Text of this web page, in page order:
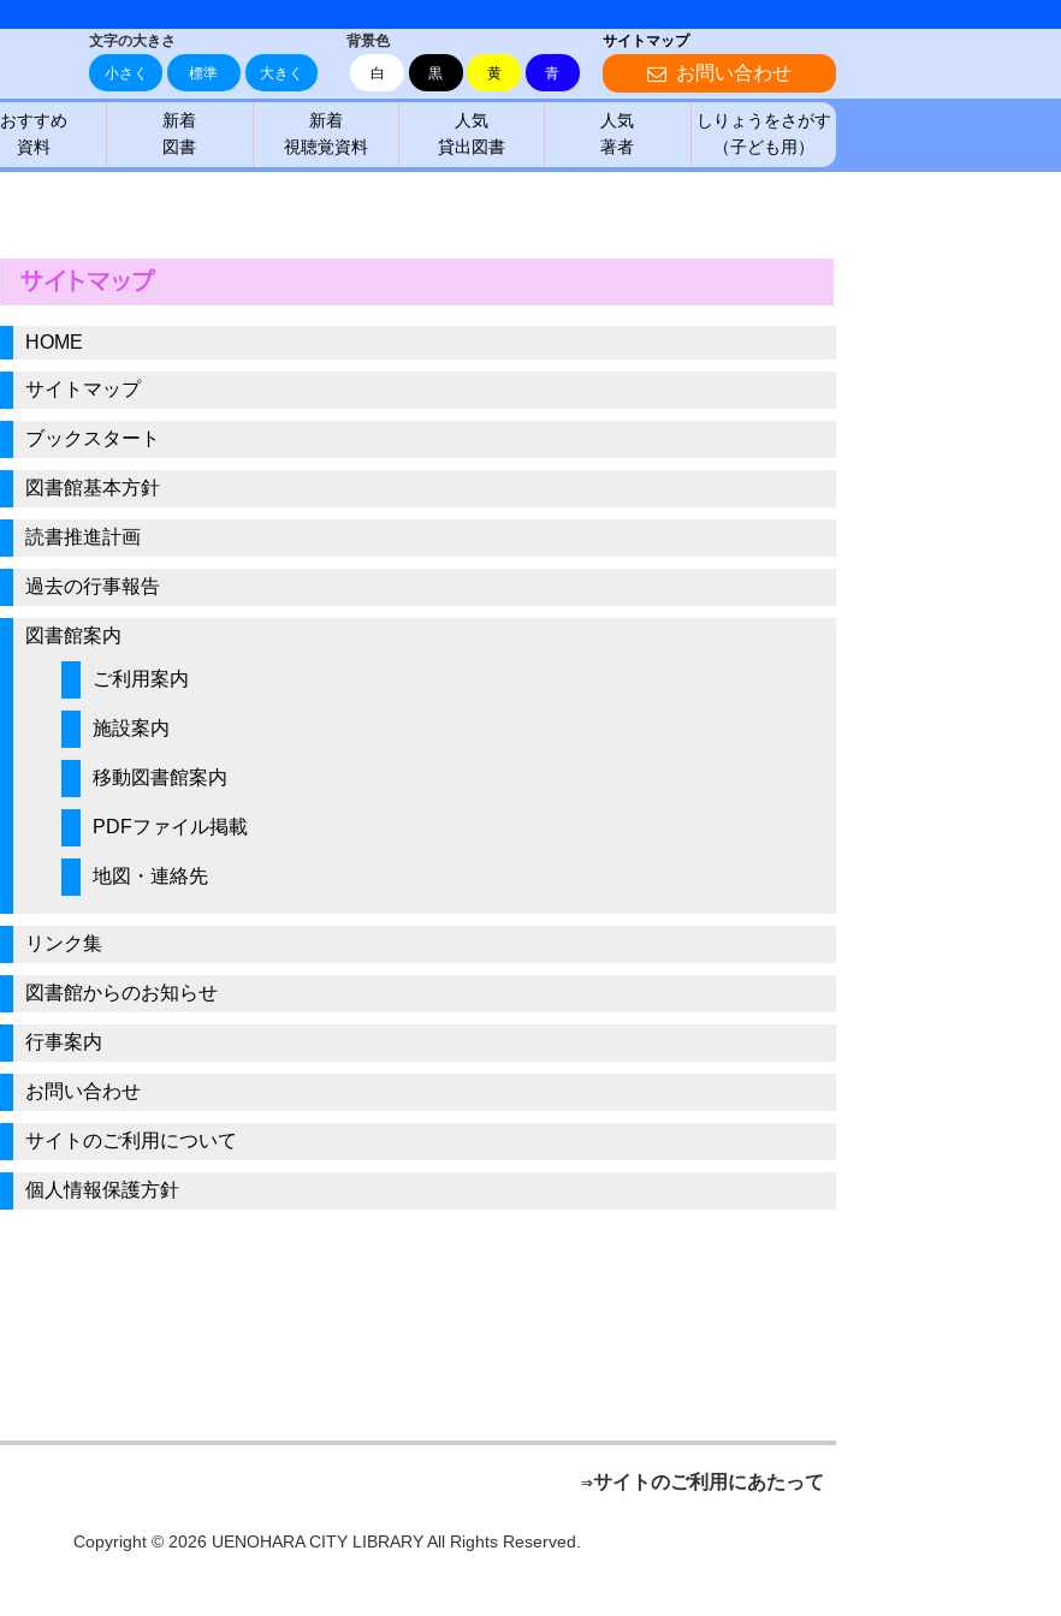
文字の大きさ
小さく
標準 大きく
背景色
白
黒 黄 青
サイトマップ
お問い合わせ
おすすめ
資料
新着
図書
新着
視聴覚資料
人気
貸出図書
人気
著者
しりょうをさがす
（子ども用）
HOME
サイトマップ
ブックスタート
図書館基本方針
読書推進計画
過去の行事報告
図書館案内
ご利用案内
施設案内
移動図書館案内
PDFファイル掲載
地図・連絡先
リンク集
図書館からのお知らせ
行事案内
お問い合わせ
サイトのご利用について
個人情報保護方針
⇒サイトのご利用にあたって
Copyright © 2026 UENOHARA CITY LIBRARY All Rights Reserved.